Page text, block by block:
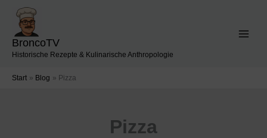
Inhalt
springen
BroncoTV
Historische Rezepte & Kulinarische Anthropologie
Start Blog Pizza
Pizza